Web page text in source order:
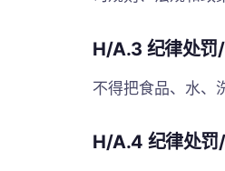
H/A.3 纪律处罚
不得把食品、水、
H/A.4 纪律处罚